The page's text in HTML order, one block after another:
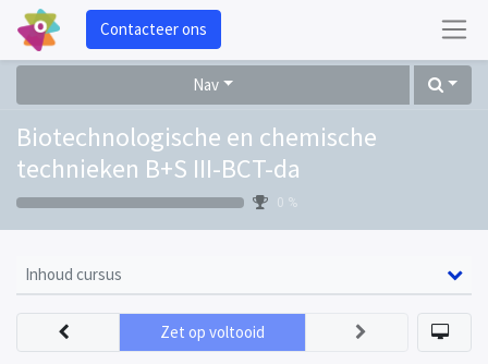
Contacteer ons
Nav
Biotechnologische en chemische
technieken B+S III-BCT-da
0 %
Inhoud cursus
Zet op voltooid